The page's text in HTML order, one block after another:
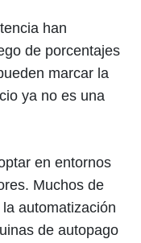
han
de porcentajes
marcar la
ya no es una
en entornos
Muchos de
automatización
de autopago